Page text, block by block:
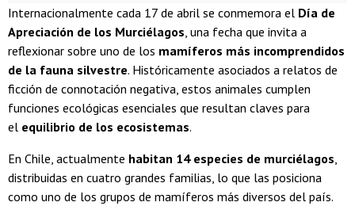
Internacionalmente cada 17 de abril se conmemora el Día de
Apreciación de los Murciélagos, una fecha que invita a
reflexionar sobre uno de los mamíferos más incomprendidos
de la fauna silvestre. Históricamente asociados a relatos de
ficción de connotación negativa, estos animales cumplen
funciones ecológicas esenciales que resultan claves para
el equilibrio de los ecosistemas.
En Chile, actualmente habitan 14 especies de murciélagos,
distribuidas en cuatro grandes familias, lo que las posiciona
como uno de los grupos de mamíferos más diversos del país.